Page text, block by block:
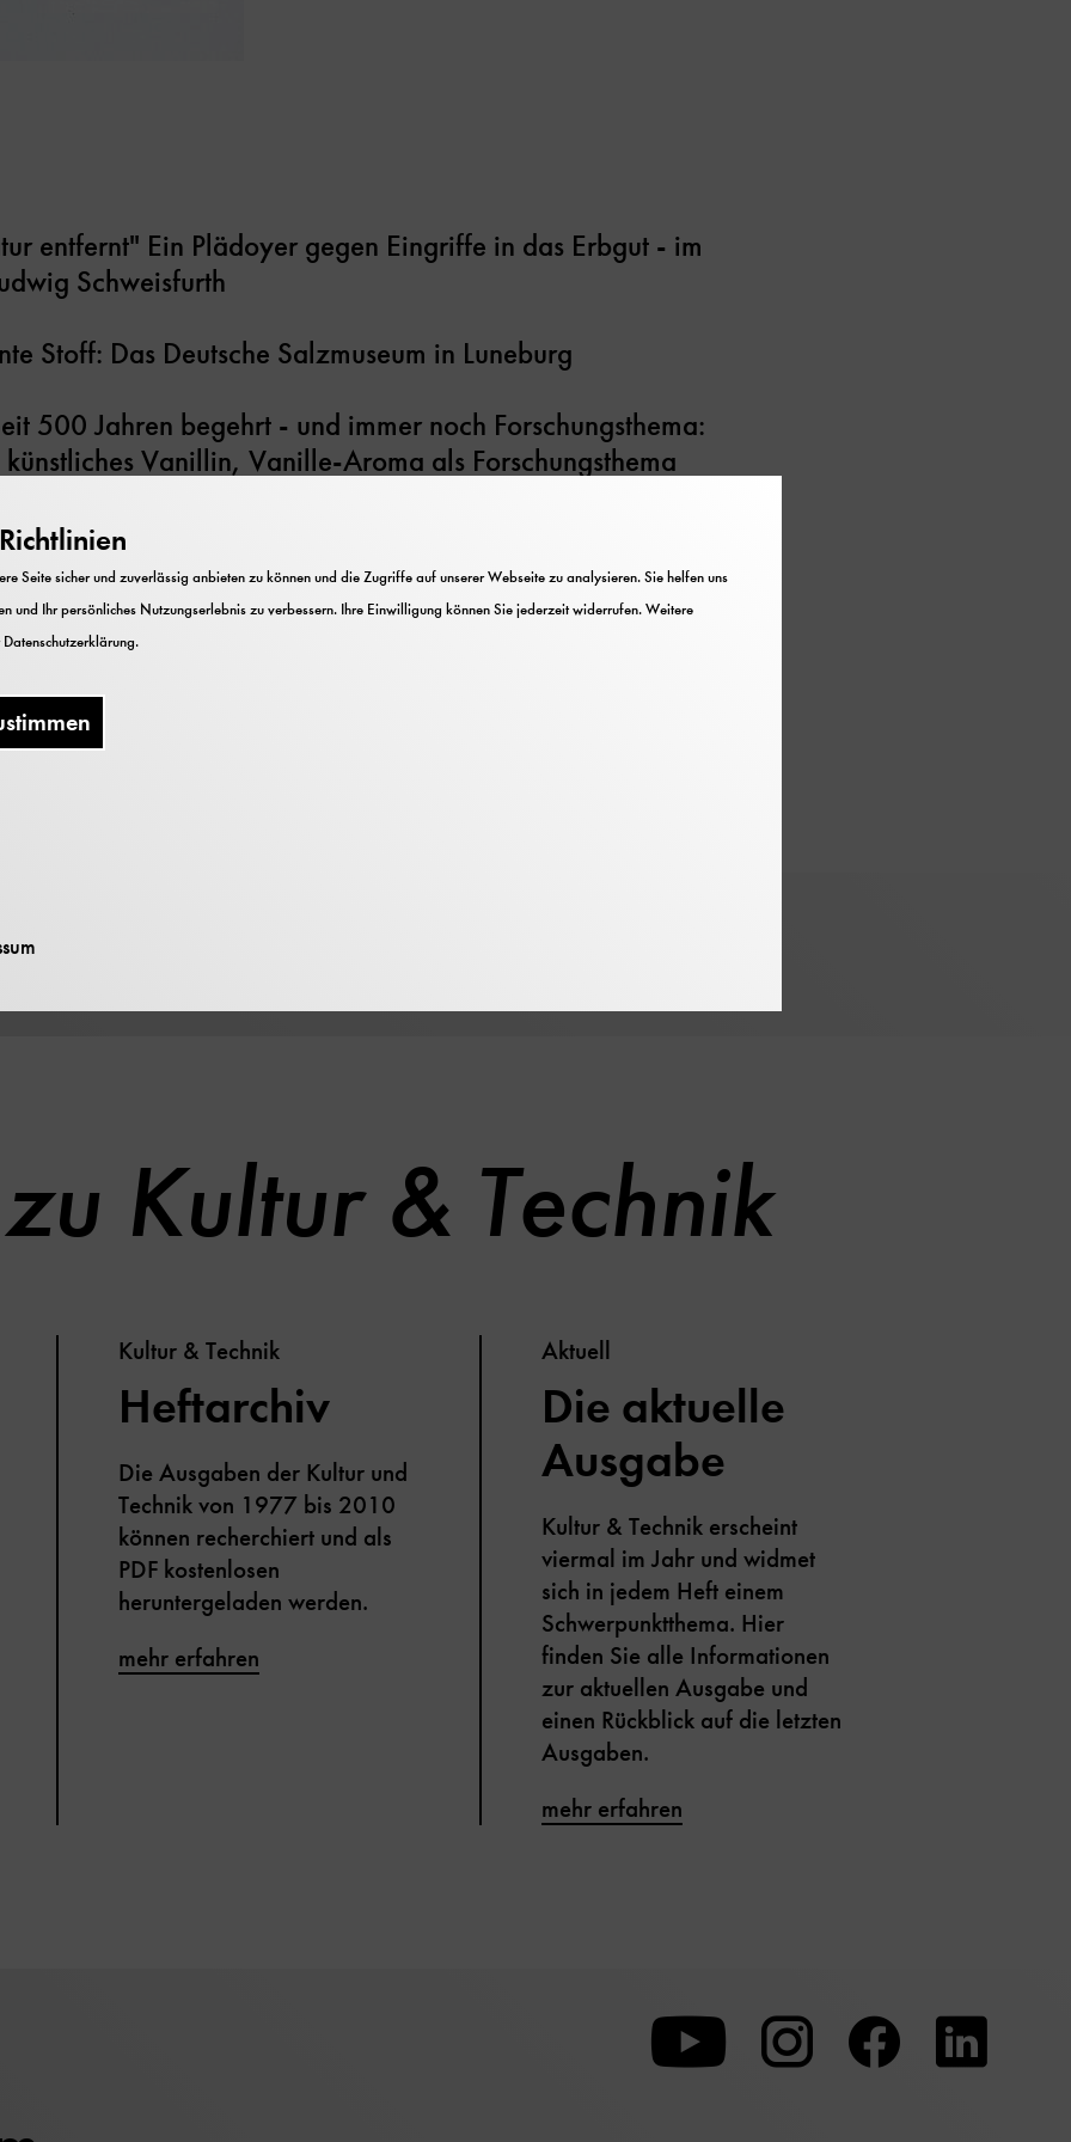
entfernt" Ein Plädoyer gegen Eingriffe in das Erbgut - im
Schweisfurth
Stoff: Das Deutsche Salzmuseum in Luneburg
500 Jahren begehrt - und immer noch Forschungsthema:
Vanillin, Vanille-Aroma als Forschungsthema
1 (2002)
und C.H.Beck
(PDF 31 MB)
Kultur & Technik
Kultur & Technik
Heftarchiv
Die Ausgaben der Kultur und
Technik von 1977 bis 2010
können recherchiert und als
PDF kostenlosen
heruntergeladen werden.
mehr erfahren
Aktuell
Die aktuelle
Ausgabe
Kultur & Technik erscheint
viermal im Jahr und widmet
sich in jedem Heft einem
Schwerpunktthema. Hier
finden Sie alle Informationen
zur aktuellen Ausgabe und
einen Rückblick auf die letzten
Ausgaben.
mehr erfahren
Zu
unserer
Zu
unserer
Zu
unserer
Seite sicher und zuverlässig anbieten zu können und die Zugriffe auf unserer Webseite zu analysieren. Sie helfen uns
und Ihr persönliches Nutzungserlebnis zu verbessern. Ihre Einwilligung können Sie jederzeit widerrufen. Weitere
Datenschutzerklärung.